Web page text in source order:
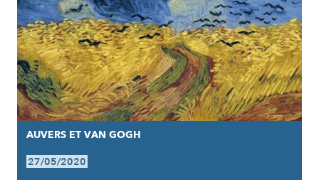
AUVERS ET VAN GOGH
27/05/2020